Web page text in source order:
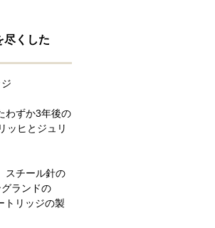
尽くした
わずか3年後の
ッヒとジュリ
スチール針の
ランドの
トリッジの製